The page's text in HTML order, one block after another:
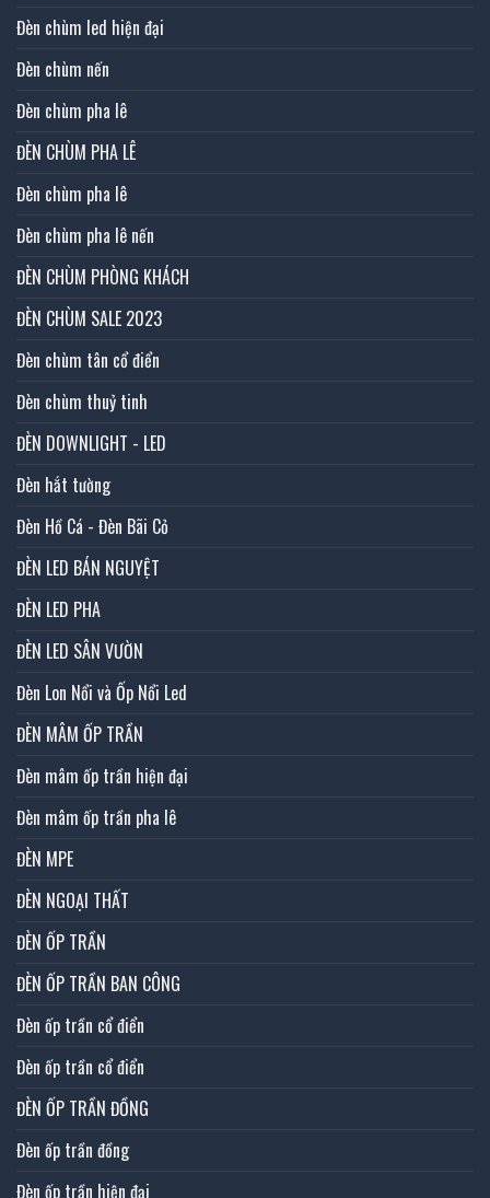
Đèn chùm led hiện đại
Đèn chùm nến
Đèn chùm pha lê
ĐÈN CHÙM PHA LÊ
Đèn chùm pha lê
Đèn chùm pha lê nến
ĐÈN CHÙM PHÒNG KHÁCH
ĐÈN CHÙM SALE 2023
Đèn chùm tân cổ điển
Đèn chùm thuỷ tinh
ĐÈN DOWNLIGHT - LED
Đèn hắt tường
Đèn Hồ Cá - Đèn Bãi Cỏ
ĐÈN LED BÁN NGUYỆT
ĐÈN LED PHA
ĐÈN LED SÂN VƯỜN
Đèn Lon Nổi và Ốp Nổi Led
ĐÈN MÂM ỐP TRẦN
Đèn mâm ốp trần hiện đại
Đèn mâm ốp trần pha lê
ĐÈN MPE
ĐÈN NGOẠI THẤT
ĐÈN ỐP TRẦN
ĐÈN ỐP TRẦN BAN CÔNG
Đèn ốp trần cổ điển
Đèn ốp trần cổ điển
ĐÈN ỐP TRẦN ĐỒNG
Đèn ốp trần đồng
Đèn ốp trần hiện đại